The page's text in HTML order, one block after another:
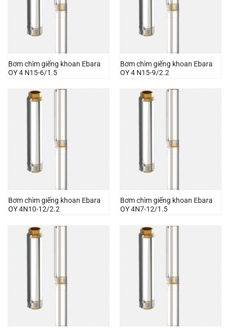
Bơm chìm giếng khoan Ebara
OY 4 N15-6/1.5
Bơm chìm giếng khoan Ebara
OY 4 N15-9/2.2
Bơm chìm giếng khoan Ebara
OY 4N10-12/2.2
Bơm chìm giếng khoan Ebara
OY 4N7-12/1.5